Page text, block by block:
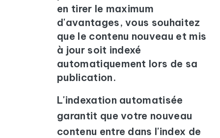
en tirer le maximum
d'avantages, vous souhaitez
que le contenu nouveau et mis
à jour soit indexé
automatiquement lors de sa
publication.
L'indexation automatisée
garantit que votre nouveau
contenu entre dans l'index de